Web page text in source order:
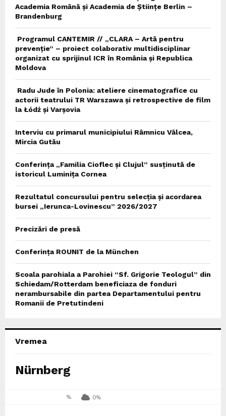
Academia Română și Academia de Științe Berlin –
Brandenburg
Programul CANTEMIR // „CLARA – Artă pentru
prevenție” – proiect colaborativ multidisciplinar
organizat cu sprijinul ICR în România și Republica
Moldova
Radu Jude în Polonia: ateliere cinematografice cu
actorii teatrului TR Warszawa și retrospective de film
la Łódź și Varșovia
Interviu cu primarul municipiului Râmnicu Vâlcea,
Mircia Gutău
Conferința „Familia Cioflec și Clujul” susținută de
istoricul Luminița Cornea
Rezultatul concursului pentru selecția și acordarea
bursei „Ierunca-Lovinescu” 2026/2027
Precizări de presă
Conferința ROUNIT de la München
Scoala parohiala a Parohiei “Sf. Grigorie Teologul” din
Schiedam/Rotterdam beneficiaza de fonduri
nerambursabile din partea Departamentului pentru
Romanii de Pretutindeni
Vremea
Nürnberg
% 0%